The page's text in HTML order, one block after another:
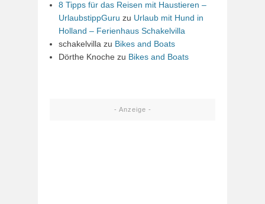
8 Tipps für das Reisen mit Haustieren –
UrlaubstippGuru zu Urlaub mit Hund in
Holland – Ferienhaus Schakelvilla
schakelvilla zu Bikes and Boats
Dörthe Knoche zu Bikes and Boats
- Anzeige -